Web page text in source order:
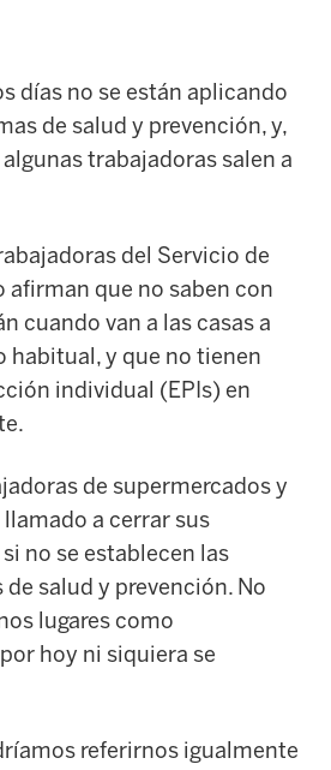
días no se están aplicando
de salud y prevención, y,
trabajadoras salen a
del Servicio de
afirman que no saben con
cuando van a las casas a
habitual, y que no tienen
individual (EPIs) en
de supermercados y
a cerrar sus
no se establecen las
salud y prevención. No
lugares como
hoy ni siquiera se
referirnos igualmente